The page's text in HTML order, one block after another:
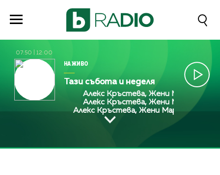
07:50 12:00
НА ЖИВО
Тази събота и неделя
Алекс Кръстева, Жени Марчева и
Алекс Кръстева, Жени Марчева и
Алекс Кръстева, Жени Марчева и